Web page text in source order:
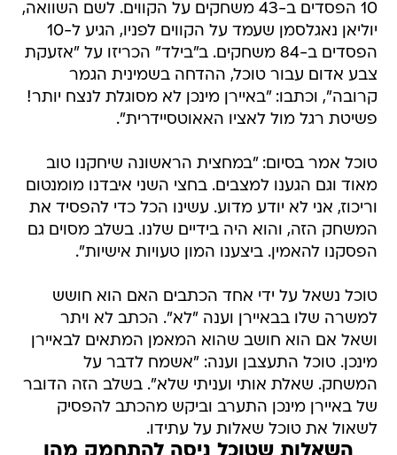
10 הפסדים ב-43 משחקים על הקווים. לשם השוואה,
יוליאן נאגלסמן שעמד על הקווים לפניו, הגיע ל-10
הפסדים ב-84 משחקים. ב"בילד" הכריזו על "אזעקת
צבע אדום עבור טוכל, ההדחה בשמינית הגמר
קרובה", וכתבו: "באיירן מינכן לא מסוגלת לנצח יותר!
פשיטת רגל מול לאציו האאוטסיידרית".
טוכל אמר בסיום: "במחצית הראשונה שיחקנו טוב
מאוד וגם הגענו למצבים. בחצי השני איבדנו מומנטום
וריכוז, אני לא יודע מדוע. עשינו הכל כדי להפסיד את
המשחק הזה, והוא היה בידיים שלנו. בשלב מסוים גם
הפסקנו להאמין. ביצענו המון טעויות אישיות".
טוכל נשאל על ידי אחד הכתבים האם הוא חושש
למשרה שלו בבאיירן וענה "לא". הכתב לא ויתר
ושאל אם הוא חושב שהוא המאמן המתאים לבאיירן
מינכן. טוכל התעצבן וענה: "אשמח לדבר על
המשחק. שאלת אותי ועניתי שלא". בשלב הזה הדובר
של באיירן מינכן התערב וביקש מהכתב להפסיק
לשאול את טוכל שאלות על עתידו.